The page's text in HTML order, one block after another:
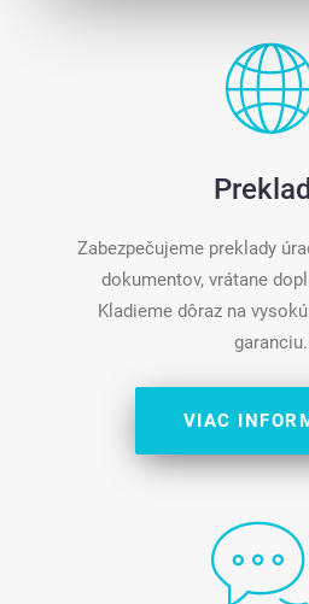
Zabezpečujeme preklady
dokumentov, vrátane
Kladieme dôraz na
garanciu.
VIAC